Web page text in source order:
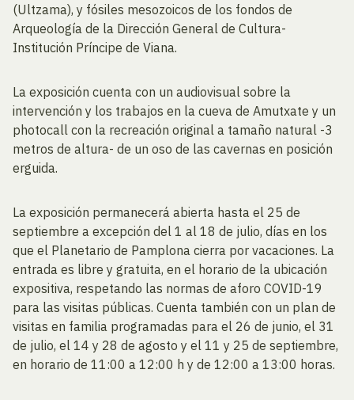
(Ultzama), y fósiles mesozoicos de los fondos de
Arqueología de la Dirección General de Cultura-
Institución Príncipe de Viana.
La exposición cuenta con un audiovisual sobre la
intervención y los trabajos en la cueva de Amutxate y un
photocall con la recreación original a tamaño natural -3
metros de altura- de un oso de las cavernas en posición
erguida.
La exposición permanecerá abierta hasta el 25 de
septiembre a excepción del 1 al 18 de julio, días en los
que el Planetario de Pamplona cierra por vacaciones. La
entrada es libre y gratuita, en el horario de la ubicación
expositiva, respetando las normas de aforo COVID-19
para las visitas públicas. Cuenta también con un plan de
visitas en familia programadas para el 26 de junio, el 31
de julio, el 14 y 28 de agosto y el 11 y 25 de septiembre,
en horario de 11:00 a 12:00 h y de 12:00 a 13:00 horas.